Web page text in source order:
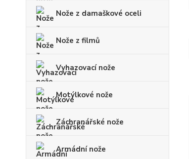
Nože z damaškové oceli
Nože z filmů
Vyhazovací nože
Motýlkové nože
Záchranářské nože
Armádní nože